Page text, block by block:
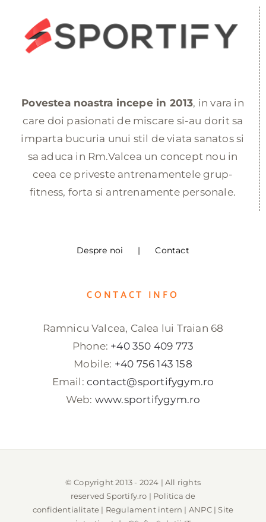
Povestea noastra incepe in 2013, in vara in
care doi pasionati de miscare si-au dorit sa
imparta bucuria unui stil de viata sanatos si
sa aduca in Rm.Valcea un concept nou in
ceea ce priveste antrenamentele grup-
fitness, forta si antrenamente personale.
Despre noi Contact
CONTACT INFO
Ramnicu Valcea, Calea lui Traian 68
Phone: +40 350 409 773
Mobile: +40 756 143 158
Email: contact@sportifygym.ro
Web: www.sportifygym.ro
© Copyright 2013 - 2024 | All rights
reservedSportify.ro | Politica de
confidentialitate | Regulament intern | ANPC| Site